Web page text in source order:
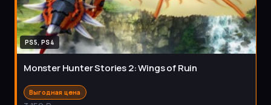
PS5, PS4
Monster Hunter Stories 2: Wings of Ruin
Выгодная цена